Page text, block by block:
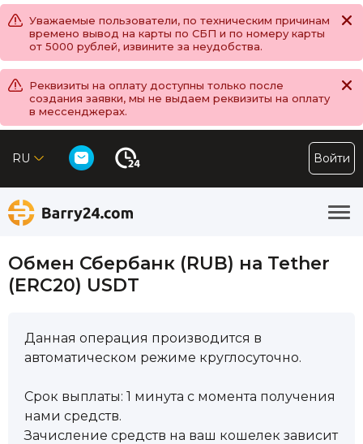
Уважаемые пользователи, по техническим причинам
времено вывод на карты по СБП и по номеру карты
от 5000 рублей, извините за неудобства.
Реквизиты на оплату доступны только после
создания заявки, мы не выдаем реквизиты на оплату
в мессенджерах.
RU Войти
Обмен Сбербанк (RUB) на Tether
(ERC20) USDT
Данная операция производится в
автоматическом режиме круглосуточно.
Срок выплаты: 1 минута с момента получения
нами средств.
Зачисление средств на ваш кошелек зависит